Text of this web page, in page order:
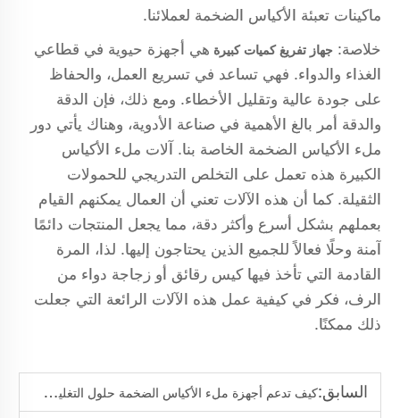
ماكينات تعبئة الأكياس الضخمة لعملائنا.
خلاصة:جهاز تفريغ كميات كبيرة هي أجهزة حيوية في قطاعي
الغذاء والدواء. فهي تساعد في تسريع العمل، والحفاظ
على جودة عالية وتقليل الأخطاء. ومع ذلك، فإن الدقة
والدقة أمر بالغ الأهمية في صناعة الأدوية، وهناك يأتي دور
ملء الأكياس الضخمة الخاصة بنا. آلات ملء الأكياس
الكبيرة هذه تعمل على التخلص التدريجي للحمولات
الثقيلة. كما أن هذه الآلات تعني أن العمال يمكنهم القيام
بعملهم بشكل أسرع وأكثر دقة، مما يجعل المنتجات دائمًا
آمنة وحلًا فعالاً للجميع الذين يحتاجون إليها. لذا، المرة
القادمة التي تأخذ فيها كيس رقائق أو زجاجة دواء من
الرف، فكر في كيفية عمل هذه الآلات الرائعة التي جعلت
ذلك ممكنًا.
السابق:كيف تدعم أجهزة ملء الأكياس الضخمة حلول التغليف المستدامة